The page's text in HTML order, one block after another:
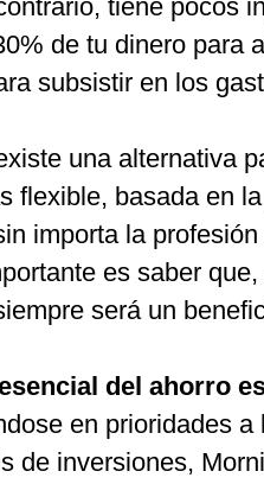
tiene pocos
de tu dinero para
subsistir en los
una alternativa
flexible, basada en
importa la
es saber
será un
del ahorro
en prioridades
de inversiones,